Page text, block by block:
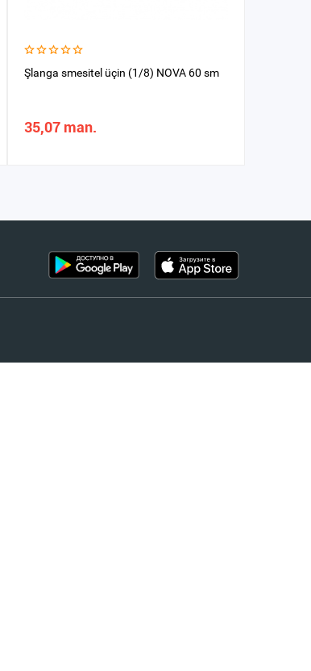
Şlanga smesitel üçin (1/8) NOVA 60 sm
35,07 man.